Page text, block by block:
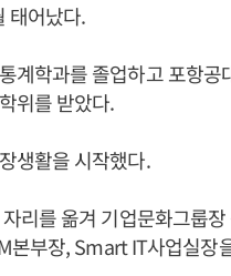
태어났다.
계학과를 졸업하고 포항공
위를 받았다.
생활을 시작했다.
리를 옮겨 기업문화그룹
본부장, Smart IT사업실장